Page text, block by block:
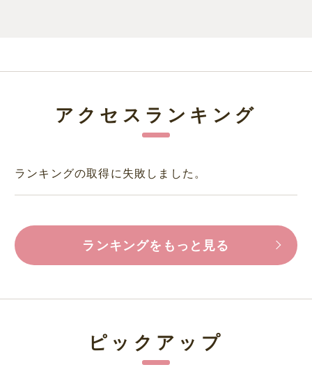
アクセスランキング
ランキングの取得に失敗しました。
ランキングをもっと見る
ピックアップ